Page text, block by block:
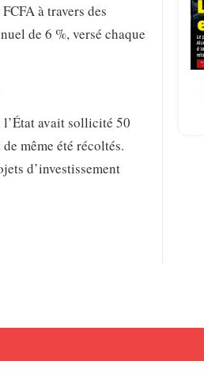
à travers des
de 6 %, versé chaque
avait sollicité 50
même été récoltés.
d’investissement